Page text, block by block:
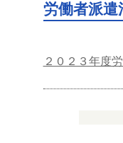
労働者派
２０２３年度